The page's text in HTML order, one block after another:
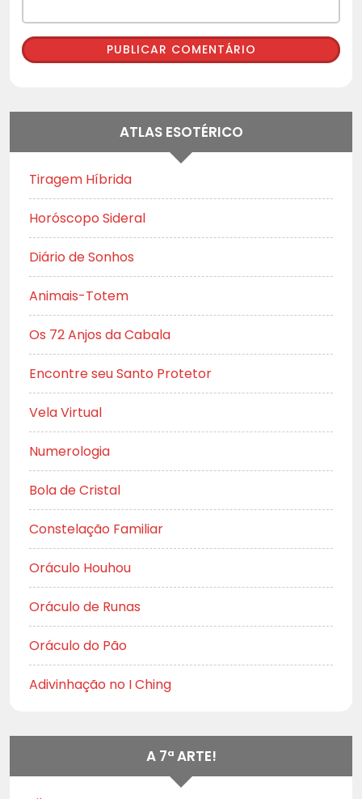
ATLAS ESOTÉRICO
Tiragem Híbrida
Horóscopo Sideral
Diário de Sonhos
Animais-Totem
Os 72 Anjos da Cabala
Encontre seu Santo Protetor
Vela Virtual
Numerologia
Bola de Cristal
Constelação Familiar
Oráculo Houhou
Oráculo de Runas
Oráculo do Pão
Adivinhação no I Ching
A 7ª ARTE!